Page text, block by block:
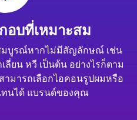
อบที่เหมาะสม
มบูรณ์หากไม่มีสัญลักษณ์ เช่น
ลี่ยน หวี เป็นต้น อย่างไรก็ตาม
มารถเลือกไอคอนรูปผมหรือ
ทนได้ แบรนด์ของคุณ